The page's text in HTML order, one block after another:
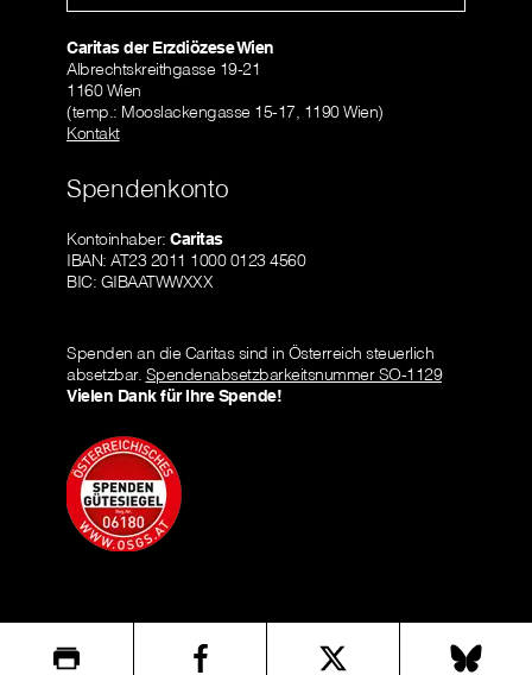
Caritas der Erzdiözese Wien
Albrechtskreithgasse 19-21
1160 Wien
(temp.: Mooslackengasse 15-17, 1190 Wien)
Kontakt
Spendenkonto
Kontoinhaber: Caritas
IBAN: AT23 2011 1000 0123 4560
BIC: GIBAATWWXXX
Spenden an die Caritas sind in Österreich steuerlich
absetzbar. Spendenabsetzbarkeitsnummer SO-1129
Vielen Dank für Ihre Spende!